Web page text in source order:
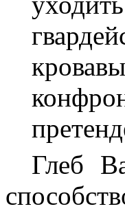
Глеб